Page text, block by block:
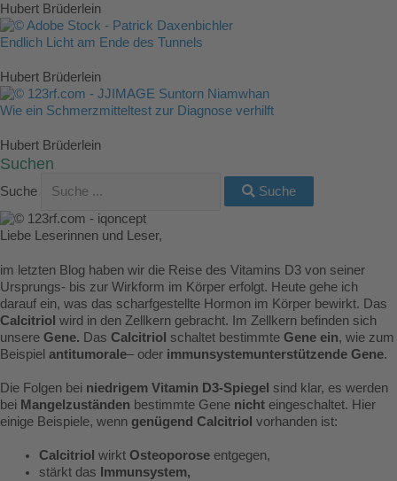
Hubert Brüderlein
Endlich Licht am Ende des Tunnels
Hubert Brüderlein
Wie ein Schmerzmitteltest zur Diagnose verhilft
Hubert Brüderlein
Suchen
Suche Suche
Liebe Leserinnen und Leser,
im letzten Blog haben wir die Reise des Vitamins D3 von seiner
Ursprungs- bis zur Wirkform im Körper erfolgt. Heute gehe ich
darauf ein, was das scharfgestellte Hormon im Körper bewirkt. Das
Calcitriol wird in den Zellkern gebracht. Im Zellkern befinden sich
unsere Gene. Das Calcitriol schaltet bestimmte Gene ein, wie zum
Beispiel antitumorale– oder immunsystemunterstützende Gene.
Die Folgen bei niedrigem Vitamin D3-Spiegel sind klar, es werden
bei Mangelzuständen bestimmte Gene nicht eingeschaltet. Hier
einige Beispiele, wenn genügend Calcitriol vorhanden ist:
Calcitriol wirkt Osteoporose entgegen,
stärkt das
Immunsystem,